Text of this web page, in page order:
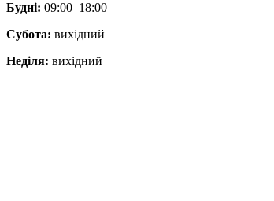
Будні: 09:00–18:00
Субота: вихідний
Неділя: вихідний